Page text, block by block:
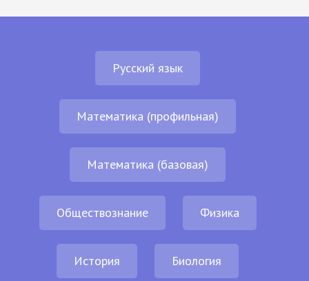
Русский язык
Математика (профильная)
Математика (базовая)
Обществознание Физика
История Биология